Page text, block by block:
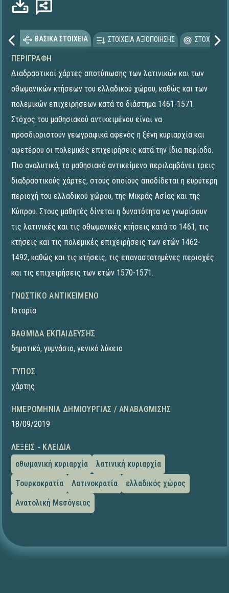
ΒΑΣΙΚΑ ΣΤΟΙΧΕΙΑ ΣΤΟΙΧΕΙΑ ΑΞΙΟΠΟΙΗΣΗΣ
ΠΕΡΙΓΡΑΦΉ
Διαδραστικοί χάρτες αποτύπωσης των λατινικών και των
οθωμανικών κτήσεων του ελλαδικού χώρου, καθώς και των
πολεμικών επιχειρήσεων κατά το διάστημα 1461-1571.
Στόχος του μαθησιακού αντικειμένου είναι να
προσδιοριστούν γεωγραφικά αφενός η ξένη κυριαρχία και
αφετέρου οι πολεμικές επιχειρήσεις κατά την ίδια περίοδο.
Πιο αναλυτικά, το μαθησιακό αντικείμενο περιλαμβάνει τρεις
διαδραστικούς χάρτες, στους οποίους αποδίδεται η ευρύτερη
περιοχή του ελλαδικού χώρου, της Μικράς Ασίας και της
Κύπρου. Στους μαθητές δίνεται η δυνατότητα να γνωρίσουν
τις λατινικές και τις οθωμανικές κτήσεις κατά το 1461, τις
κτήσεις και τις πολεμικές επιχειρήσεις των ετών 1462-
1492, καθώς και τις κτήσεις, τις επαναστατημένες περιοχές
και τις επιχειρήσεις των ετών 1570-1571.
ΓΝΩΣΤΙΚΌ ΑΝΤΙΚΕΊΜΕΝΟ
Ιστορία
ΒΑΘΜΊΔΑ ΕΚΠΑΊΔΕΥΣΗΣ
δημοτικό, γυμνάσιο, γενικό λύκειο
ΤΎΠΟΣ
χάρτης
ΗΜΕΡΟΜΗΝΊΑ ΔΗΜΙΟΥΡΓΊΑΣ / ΑΝΑΒΆΘΜΙΣΗΣ
18/09/2019
ΛΈΞΕΙΣ - ΚΛΕΙΔΙΆ
οθωμανική κυριαρχία
λατινική κυριαρχία
Τουρκοκρατία
Λατινοκρατία
ελλαδικός χώρος
Ανατολική Μεσόγειος